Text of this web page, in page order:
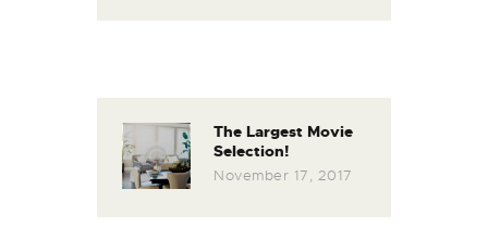
The Largest Movie
Selection!
November 17, 2017